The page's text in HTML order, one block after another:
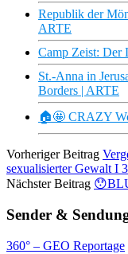
Republik der
ARTE
Camp Zeist: Der
St.-Anna in
Borders | ARTE
🏠🤩 CRAZY
Vorheriger Beitrag
sexualisierter Gewalt I
Nächster Beitrag
Sender &
360° – GEO Reportage